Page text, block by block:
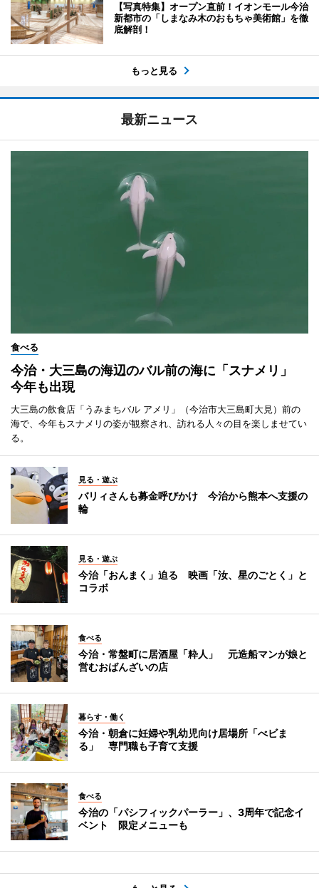
【写真特集】オープン直前！イオンモール今治
新都市の「しまなみ木のおもちゃ美術館」を徹
底解剖！
もっと見る
最新ニュース
食べる
今治・大三島の海辺のバル前の海に「スナメリ」
今年も出現
大三島の飲食店「うみまちバル アメリ」（今治市大三島町大見）前の
海で、今年もスナメリの姿が観察され、訪れる人々の目を楽しませてい
る。
見る・遊ぶ
バリィさんも募金呼びかけ 今治から熊本へ支援の
輪
見る・遊ぶ
今治「おんまく」迫る 映画「汝、星のごとく」と
コラボ
食べる
今治・常盤町に居酒屋「粋人」 元造船マンが娘と
営むおばんざいの店
暮らす・働く
今治・朝倉に妊婦や乳幼児向け居場所「べビま
る」 専門職も子育て支援
食べる
今治の「パシフィックパーラー」、3周年で記念イ
ベント 限定メニューも